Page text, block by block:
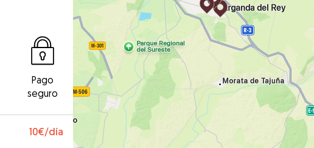
Pago
seguro
10€/día